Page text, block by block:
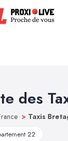
des
> Taxis
22